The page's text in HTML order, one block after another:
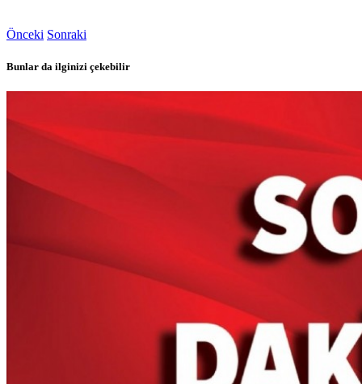
Önceki Sonraki
Bunlar da ilginizi çekebilir